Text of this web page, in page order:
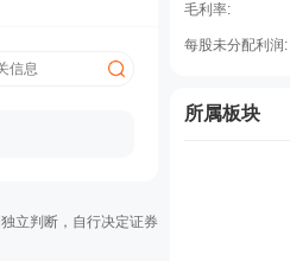
立判断，自行决定证券
毛利率:
每股未分配利润:
所属板块